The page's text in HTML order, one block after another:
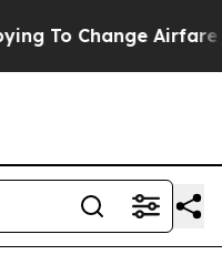
Change Airfare Font